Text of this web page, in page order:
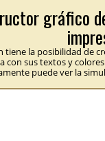
gráfico
tiene la posibilidad de
con sus textos y
puede ver la